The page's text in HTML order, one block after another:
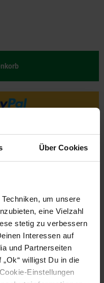
Über Cookies
um unsere
eine Vielzahl
stetig zu verbessern
Interessen auf
und Partnerseiten
willigst Du in die
Einstellungen
Basis°Punkte:
20
Extra°Punkte:
0